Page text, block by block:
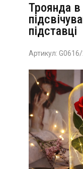
Троянда в
підставці
Артикул: